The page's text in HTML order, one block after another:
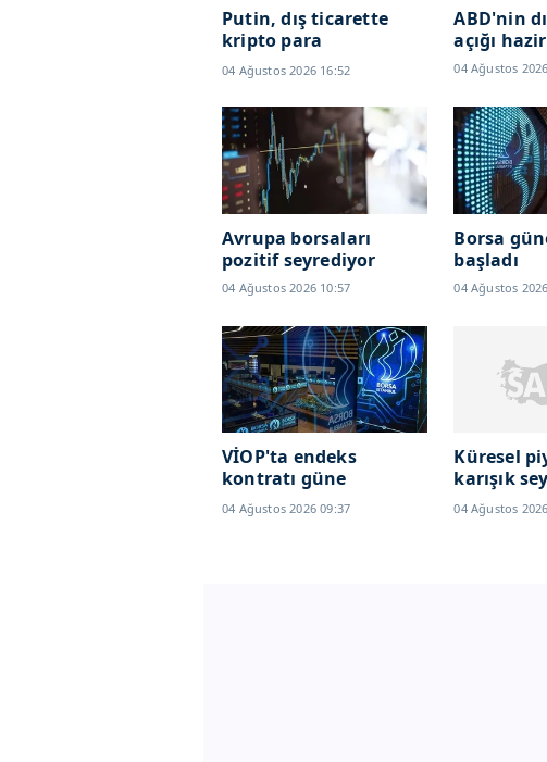
Putin, dış ticarette
kripto para
kullanımına izin verdi
04 Ağustos 2026 16:52
ABD'nin
açığı
04 Ağustos
Avrupa borsaları
pozitif seyrediyor
04 Ağustos 2026 10:57
Borsa
başladı
04 Ağustos
VİOP'ta endeks
kontratı güne
yükselişle başladı
04 Ağustos 2026 09:37
Küresel
karışık
SpaceX
04 Ağustos